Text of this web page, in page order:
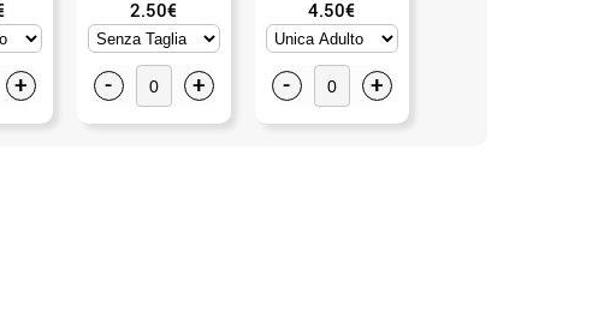
+
2.50€
- +
4.50€
- +